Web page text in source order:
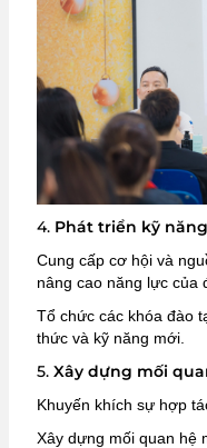
4. Phát triển kỹ
Cung cấp cơ hội và
nâng cao năng lực của
Tổ chức các khóa đào
thức và kỹ năng mới.
5. Xây dựng mối
Khuyến khích sự hợp
Xây dựng mối quan hệ